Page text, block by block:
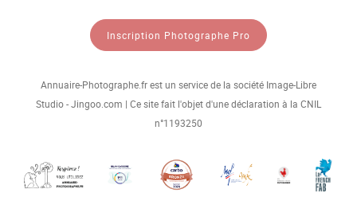
Inscription Photographe Pro
Annuaire-Photographe.fr est un service de la société Image-Libre
Studio - Jingoo.com | Ce site fait l'objet d'une déclaration à la CNIL
n°1193250